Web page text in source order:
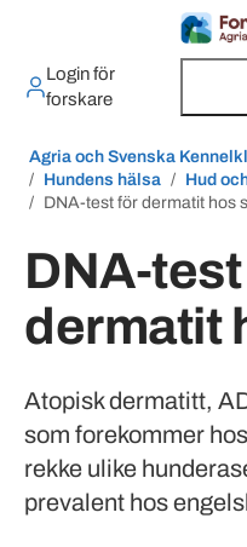
Login för
forskare
Agria och Svenska
Hundens hälsa
Hud
DNA-test för dermatit hos
DNA-
dermatit
Atopisk dermatitt,
som forekommer
rekke ulike
prevalent hos